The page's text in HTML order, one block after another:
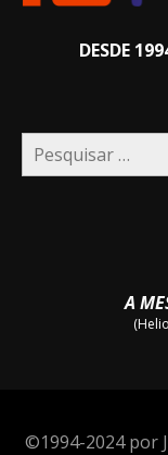
DESDE
Pesquisar
por:
A
©1994-2024 por